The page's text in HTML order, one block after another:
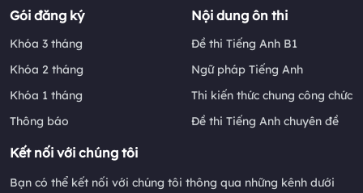
Gói đăng ký
Khóa 3 tháng
Khóa 2 tháng
Khóa 1 tháng
Thông báo
Nội dung ôn thi
Đề thi Tiếng Anh B1
Ngữ pháp Tiếng Anh
Thi kiến thức chung công chức
Đề thi Tiếng Anh chuyên đề
Kết nối với chúng tôi
Bạn có thể kết nối với chúng tôi thông qua những kênh dưới